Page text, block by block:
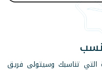
التي تناسبك وسيتولى فريق